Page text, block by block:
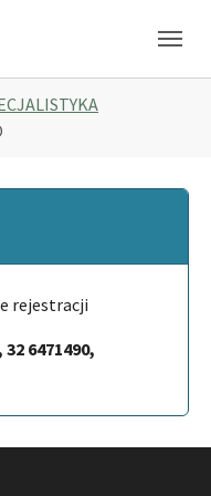
rejestracji
32 6471490,